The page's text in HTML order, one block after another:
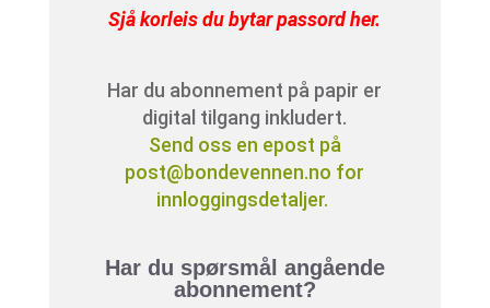
Sjå korleis du bytar passord her.
Har du abonnement på papir er
digital tilgang inkludert.
Send oss en epost på
post@bondevennen.no for
innloggingsdetaljer.
Har du spørsmål angående
abonnement?